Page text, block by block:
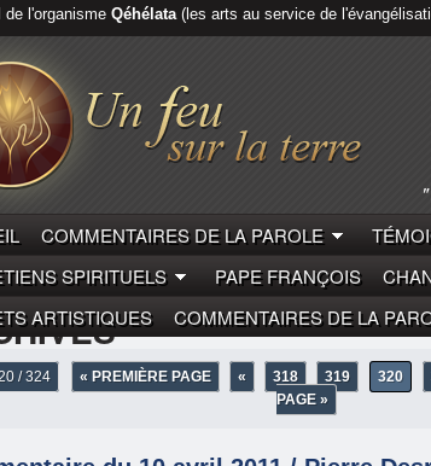
l'organisme Qéhélata(les arts au service de
COMMENTAIRES DE LA PAROLE
SPIRITUELS
PAPE FRANÇOIS
ARTISTIQUES
COMMENTAIRES DE LA
/ 324 « PREMIÈRE PAGE « 318 319 320
PAGE »